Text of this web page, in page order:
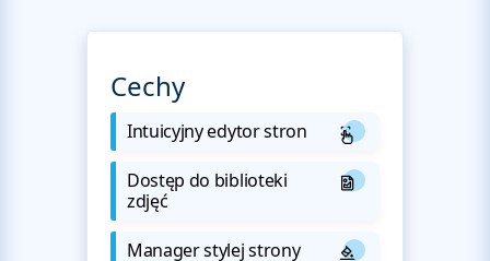
Cechy
Intuicyjny edytor stron
Dostęp do biblioteki
zdjęć
Manager stylej strony